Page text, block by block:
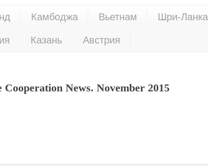
Камбоджа Вьетнам Шри-Ланка
Казань Австрия
News. November 2015